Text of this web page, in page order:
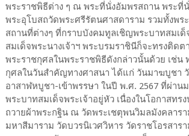
พระราชพิธีต่าง ๆ ณ พระที่นั่งอัมพรสถาน พระที่
พระอุโบสถวัดพระศรีรัตนศาสดาราม รวมทั้งพร
สถานที่ต่างๆ ที่กราบบังคมทูลเชิญพระบาทสมเด็
สมเด็จพระนางเจ้าฯ พระบรมราชินีก็จะทรงติดต
พระราชกุศลในพระราชพิธีดังกล่าวนั้นด้วย เช่น
กุศลในวันสำคัญทางศาสนา ได้แก่ วันมาฆบูชา
อาสาฬหบูชา-เข้าพรรษา ในปี พ.ศ. 2567 ที่ผ่าน
พระบาทสมเด็จพระเจ้าอยู่หัว เนื่องในโอกาสทร
ถวายผ้าพระกฐิน ณ วัดพระเชตุพนวิมลมังคลาร
มหาสีมาราม วัดบวรนิเวศวิหาร วัดราชโอรสาร